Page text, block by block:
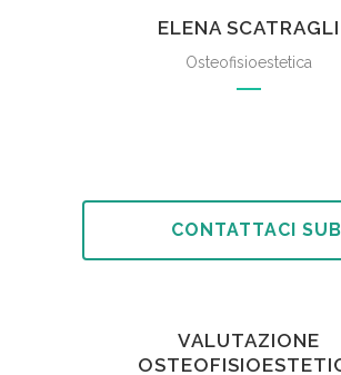
ELENA SCATRAGLI
Osteofisioestetica
CONTATTACI
VALUTAZIONE